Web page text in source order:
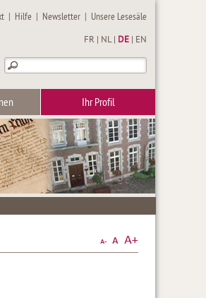
| Hilfe | Newsletter | Unsere Lesesäle
FR NL| DE EN
Ihr Profil